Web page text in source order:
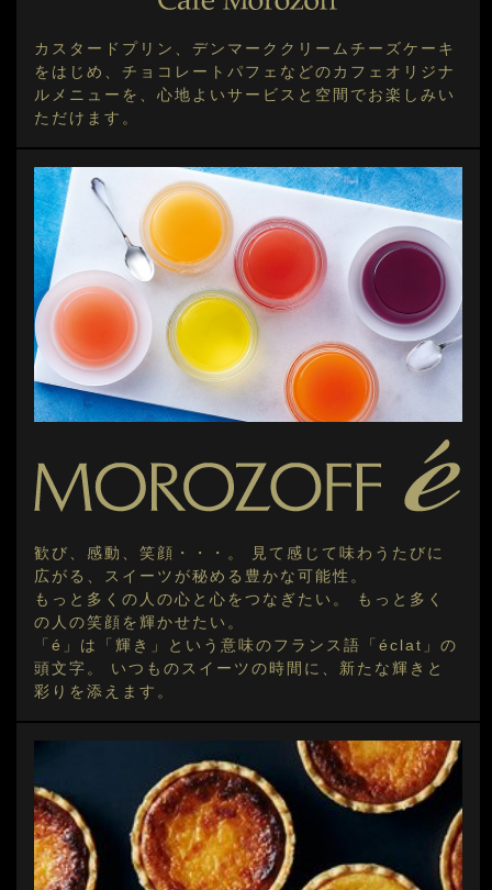
カスタードプリン、デンマーククリームチーズケーキ
をはじめ、チョコレートパフェなどのカフェオリジナ
ルメニューを、心地よいサービスと空間でお楽しみい
ただけます。
歓び、感動、笑顔・・・。 見て感じて味わうたびに
広がる、スイーツが秘める豊かな可能性。
もっと多くの人の心と心をつなぎたい。 もっと多く
の人の笑顔を輝かせたい。
「é」は「輝き」という意味のフランス語「éclat」の
頭文字。 いつものスイーツの時間に、新たな輝きと
彩りを添えます。